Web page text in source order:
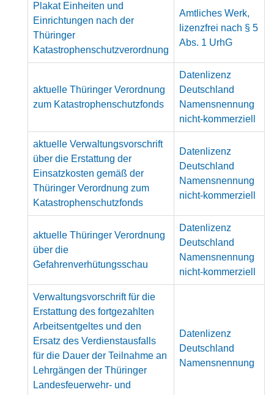
Plakat Einheiten und
Einrichtungen nach der
Thüringer
Katastrophenschutzverordnung
Amtliches Werk,
lizenzfrei nach § 5
Abs. 1 UrhG
aktuelle Thüringer Verordnung
zum Katastrophenschutzfonds
Datenlizenz
Deutschland
Namensnennung
nicht-kommerziell
aktuelle Verwaltungsvorschrift
über die Erstattung der
Einsatzkosten gemäß der
Thüringer Verordnung zum
Katastrophenschutzfonds
Datenlizenz
Deutschland
Namensnennung
nicht-kommerziell
aktuelle Thüringer Verordnung
über die
Gefahrenverhütungsschau
Datenlizenz
Deutschland
Namensnennung
nicht-kommerziell
Verwaltungsvorschrift für die
Erstattung des fortgezahlten
Arbeitsentgeltes und den
Ersatz des Verdienstausfalls
für die Dauer der Teilnahme an
Lehrgängen der Thüringer
Landesfeuerwehr- und
Datenlizenz
Deutschland
Namensnennung